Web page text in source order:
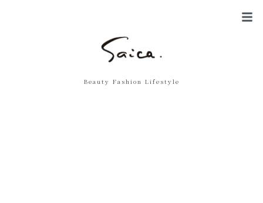
メ
ニ
Beauty Fashion Lifestyle